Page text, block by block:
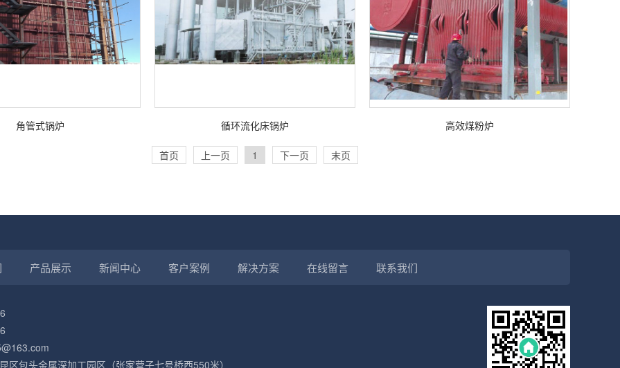
角管式锅炉 循环流化床锅炉 高效煤粉炉
首页 上一页 1 下一页 末页
产品展示 新闻中心 客户案例 解决方案 在线留言 联系我们
区包头金属深加工园区（张家营子七号桥西550米）